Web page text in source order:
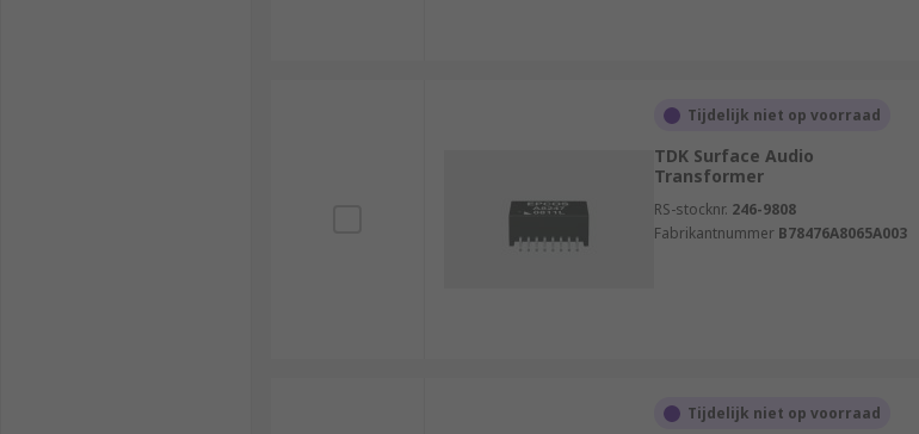
Tijdelijk niet op voorraad
TDK Surface Audio
Transformer
RS-stocknr. 246-9808
Fabrikantnummer B78476A8065A003
Tijdelijk niet op voorraad